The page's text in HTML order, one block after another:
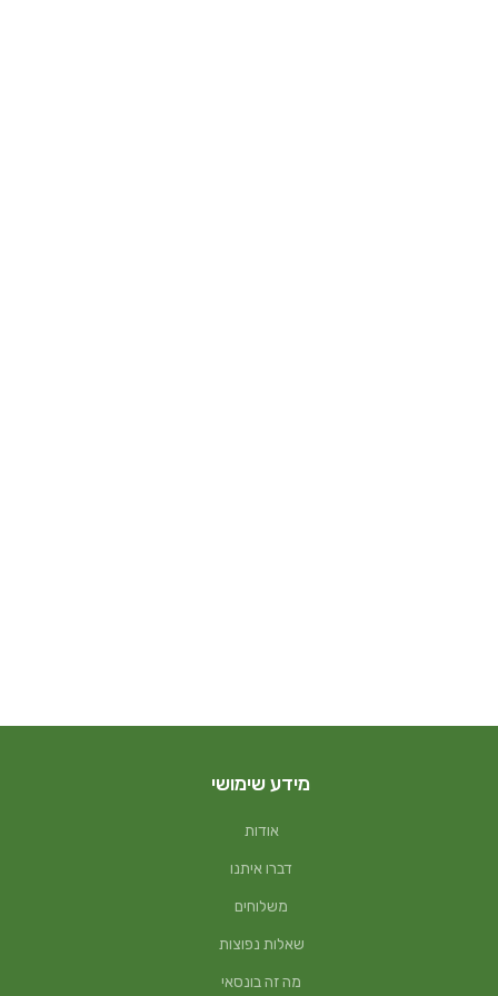
מידע שימושי
אודות
דברו איתנו
משלוחים
שאלות נפוצות
מה זה בונסאי